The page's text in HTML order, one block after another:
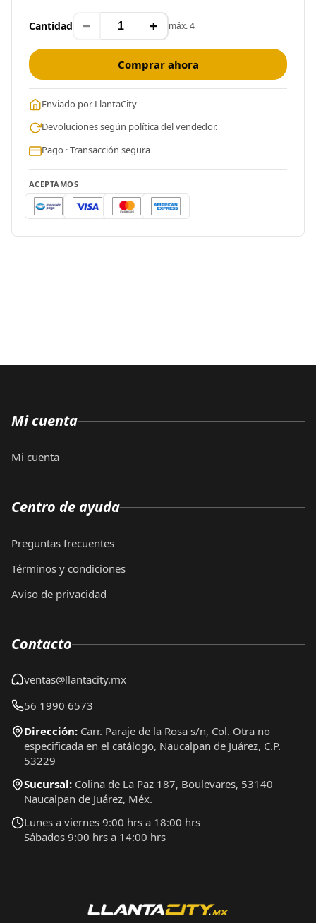
Cantidad − + máx. 4
Comprar ahora
Enviado por LlantaCity
Devoluciones según política del vendedor.
Pago · Transacción segura
ACEPTAMOS
Mi cuenta
Mi cuenta
Centro de ayuda
Preguntas frecuentes
Términos y condiciones
Aviso de privacidad
Contacto
ventas@llantacity.mx
56 1990 6573
Dirección: Carr. Paraje de la Rosa s/n, Col. Otra no
especificada en el catálogo, Naucalpan de Juárez, C.P.
53229
Sucursal: Colina de La Paz 187, Boulevares, 53140
Naucalpan de Juárez, Méx.
Lunes a viernes 9:00 hrs a 18:00 hrs
Sábados 9:00 hrs a 14:00 hrs